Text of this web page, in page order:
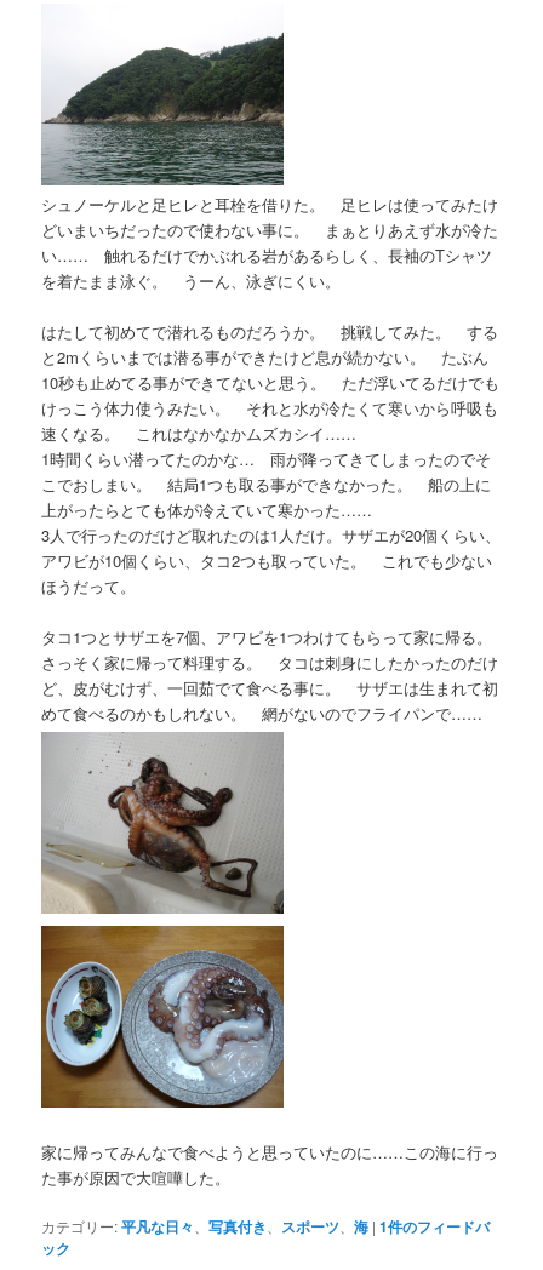
シュノーケルと足ヒレと耳栓を借りた。 足ヒレは使ってみたけ
どいまいちだったので使わない事に。 まぁとりあえず水が冷た
い…… 触れるだけでかぶれる岩があるらしく、長袖のTシャツ
を着たまま泳ぐ。 うーん、泳ぎにくい。
はたして初めてで潜れるものだろうか。 挑戦してみた。 する
と2mくらいまでは潜る事ができたけど息が続かない。 たぶん
10秒も止めてる事ができてないと思う。 ただ浮いてるだけでも
けっこう体力使うみたい。 それと水が冷たくて寒いから呼吸も
速くなる。 これはなかなかムズカシイ……
1時間くらい潜ってたのかな… 雨が降ってきてしまったのでそ
こでおしまい。 結局1つも取る事ができなかった。 船の上に
上がったらとても体が冷えていて寒かった……
3人で行ったのだけど取れたのは1人だけ。サザエが20個くらい、
アワビが10個くらい、タコ2つも取っていた。 これでも少ない
ほうだって。
タコ1つとサザエを7個、アワビを1つわけてもらって家に帰る。
さっそく家に帰って料理する。 タコは刺身にしたかったのだけ
ど、皮がむけず、一回茹でて食べる事に。 サザエは生まれて初
めて食べるのかもしれない。 網がないのでフライパンで……
家に帰ってみんなで食べようと思っていたのに……この海に行っ
た事が原因で大喧嘩した。
カテゴリー:平凡な日々 、写真付き スポーツ 、海 |1件のフィードバ
ック